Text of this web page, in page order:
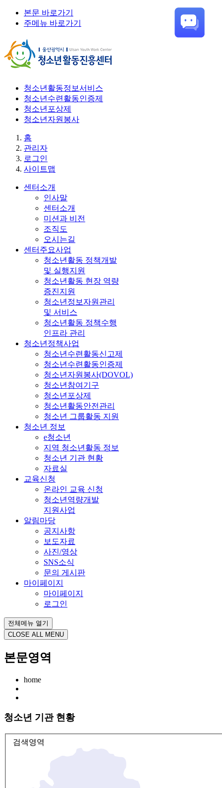
본문 바로가기
주메뉴 바로가기
청소년활동정보서비스
청소년수련활동인증제
청소년포상제
청소년자원봉사
홈
관리자
로그인
사이트맵
센터소개
인사말
센터소개
미션과 비전
조직도
오시는길
센터주요사업
청소년활동 정책개발
및 실행지원
청소년활동 현장 역량
증진지원
청소년정보자원관리
및 서비스
청소년활동 정책수행
인프라 관리
청소년정책사업
청소년수련활동신고제
청소년수련활동인증제
청소년자원봉사(DOVOL)
청소년참여기구
청소년포상제
청소년활동안전관리
청소년 그룹활동 지원
청소년 정보
e청소년
지역 청소년활동 정보
청소년 기관 현황
자료실
교육신청
온라인 교육 신청
청소년역량개발
지원사업
알림마당
공지사항
보도자료
사진/영상
SNS소식
문의 게시판
마이페이지
마이페이지
로그인
전체메뉴 열기
CLOSE ALL MENU
본문영역
home
청소년 기관 현황
검색영역